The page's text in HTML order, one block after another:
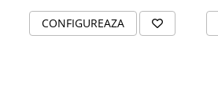
CONFIGUREAZA